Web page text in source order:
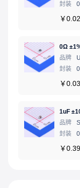
封装
￥
0Ω
品牌
封装
￥
1uF
品牌
封装
￥